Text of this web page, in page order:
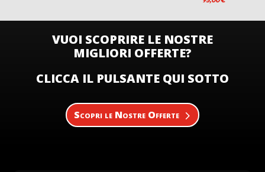
VUOI SCOPRIRE LE NOSTRE
MIGLIORI OFFERTE?
CLICCA IL PULSANTE QUI SOTTO
Scopri le Nostre Offerte